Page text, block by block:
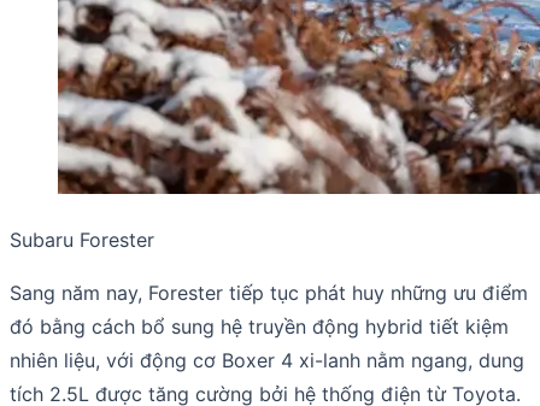
Subaru Forester
Sang năm nay, Forester tiếp tục phát huy những ưu điểm
đó bằng cách bổ sung hệ truyền động hybrid tiết kiệm
nhiên liệu, với động cơ Boxer 4 xi-lanh nằm ngang, dung
tích 2.5L được tăng cường bởi hệ thống điện từ Toyota.